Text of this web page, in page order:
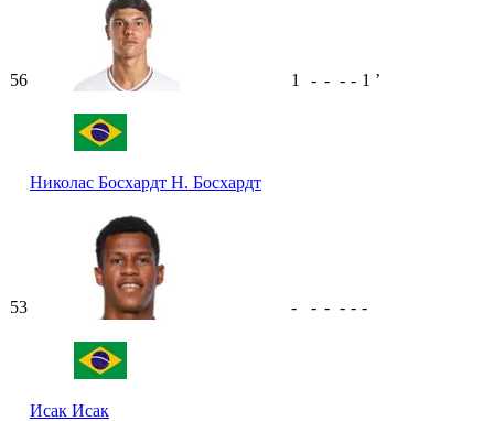
56
Николас Босхардт Н. Босхардт
1 - - - - 1 ʼ
53
Исак Исак
- - - - - -